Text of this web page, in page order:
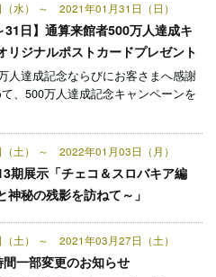
水） ～ 2021年01月31日（日）
31日】通算来館者500万人達成キ
リジナルポストカードプレゼント
人達成記念ならびにお客さまへ感謝
、500万人達成記念キャンペーンを
土） ～ 2022年01月03日（月）
期展示「チェコ＆スロバキア編
神秘の残影を訪ねて～」
土） ～ 2021年03月27日（土）
一部変更のお知らせ